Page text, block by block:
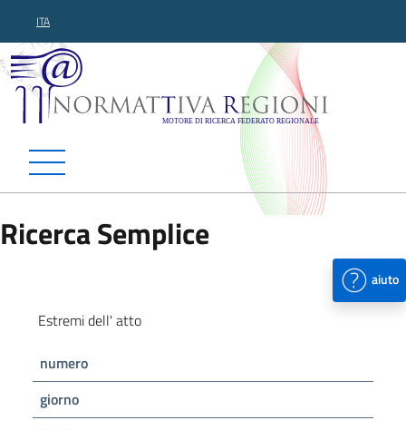
ITA
Normattiva Regioni -
Ricerca Semplice
aiuto
Estremi dell' atto
numero
giorno